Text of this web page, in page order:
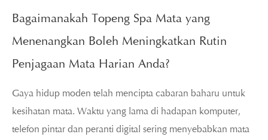
Bagaimanakah Topeng Spa Mata yang
Menenangkan Boleh Meningkatkan Rutin
Penjagaan Mata Harian Anda?
Gaya hidup moden telah mencipta cabaran baharu untuk
kesihatan mata. Waktu yang lama di hadapan komputer,
telefon pintar dan peranti digital sering menyebabkan mata